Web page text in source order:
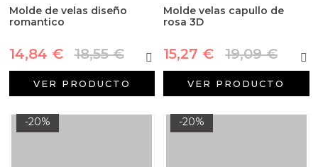
Molde de velas diseño
romantico
14,84 € 18,55 €
VER PRODUCTO
Molde velas capullo de
rosa 3D
15,27 € 19,09 €
VER PRODUCTO
-20% -20%